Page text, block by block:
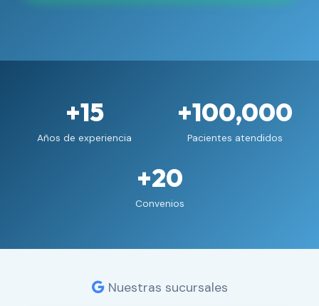
+15
Años de experiencia
+100,000
Pacientes atendidos
+20
Convenios
Nuestras sucursales